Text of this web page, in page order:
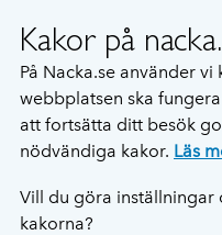
Kakor på
På Nacka.se använder
webbplatsen ska
att fortsätta ditt besök
nödvändiga kakor. Läs
Vill du göra inställningar
kakorna?